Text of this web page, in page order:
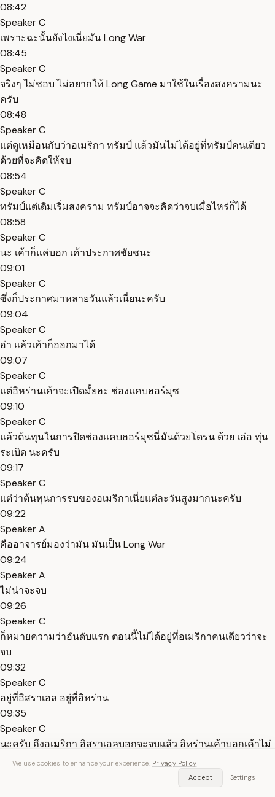
08:42
Speaker C
เพราะฉะนั้นยังไงเนี่ยมัน Long War
08:45
Speaker C
จริงๆ ไม่ชอบ ไม่อยากให้ Long Game มาใช้ในเรื่องสงครามนะ
ครับ
08:48
Speaker C
แต่ดูเหมือนกับว่าอเมริกา ทรัมป์ แล้วมันไม่ได้อยู่ที่ทรัมป์คนเดียว
ด้วยที่จะคิดให้จบ
08:54
Speaker C
ทรัมป์แต่เดิมเริ่มสงคราม ทรัมป์อาจจะคิดว่าจบเมื่อไหร่ก็ได้
08:58
Speaker C
นะ เค้าก็แค่บอก เค้าประกาศชัยชนะ
09:01
Speaker C
ซึ่งก็ประกาศมาหลายวันแล้วเนี่ยนะครับ
09:04
Speaker C
อ่า แล้วเค้าก็ออกมาได้
09:07
Speaker C
แต่อิหร่านเค้าจะเปิดมั้ยฮะ ช่องแคบฮอร์มุซ
09:10
Speaker C
แล้วต้นทุนในการปิดช่องแคบฮอร์มุซนี่มันด้วยโดรน ด้วย เอ่อ ทุ่น
ระเบิด นะครับ
09:17
Speaker C
แต่ว่าต้นทุนการรบของอเมริกาเนี่ยแต่ละวันสูงมากนะครับ
09:22
Speaker A
คืออาจารย์มองว่ามัน มันเป็น Long War
09:24
Speaker A
ไม่น่าจะจบ
09:26
Speaker C
ก็หมายความว่าอันดับแรก ตอนนี้ไม่ได้อยู่ที่อเมริกาคนเดียวว่าจะ
จบ
09:32
Speaker C
อยู่ที่อิสราเอล อยู่ที่อิหร่าน
09:35
Speaker C
นะครับ ถึงอเมริกา อิสราเอลบอกจะจบแล้ว อิหร่านเค้าบอกเค้าไม่
เปิดช่องแคบฮอร์มุซ
We use cookies to enhance your experience. Privacy Policy
Accept
Settings